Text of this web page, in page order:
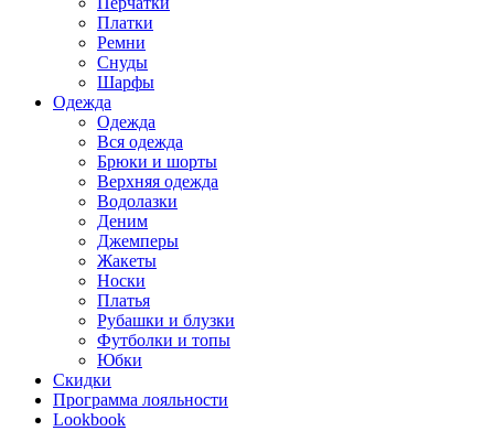
Платки
Ремни
Снуды
Шарфы
Одежда
Одежда
Вся одежда
Брюки и шорты
Верхняя одежда
Водолазки
Деним
Джемперы
Жакеты
Носки
Платья
Рубашки и блузки
Футболки и топы
Юбки
Скидки
Программа лояльности
Lookbook